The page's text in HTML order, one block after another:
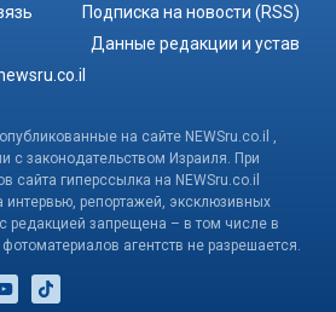
Подписка на новости (RSS)
Данные редакции и устав
на сайте NEWSru.co.il ,
с законодательством Израиля. При
сайта гиперссылка на NEWSru.co.il
интервью, репортажей, эксклюзивных
редакцией запрещена – в том числе в
агентств не разрешается.